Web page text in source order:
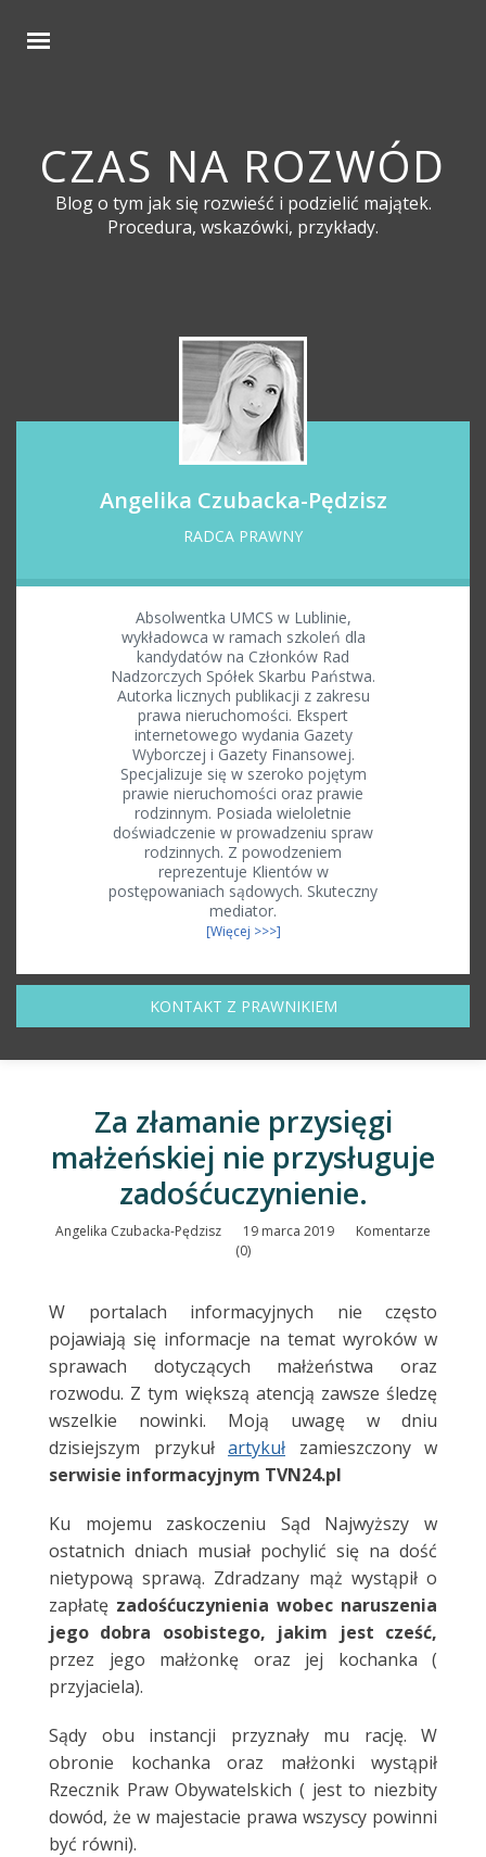
CZAS NA ROZWÓD
Blog o tym jak się rozwieść i podzielić majątek.
Procedura, wskazówki, przykłady.
Angelika Czubacka-Pędzisz
RADCA PRAWNY
Absolwentka UMCS w Lublinie,
wykładowca w ramach szkoleń dla
kandydatów na Członków Rad
Nadzorczych Spółek Skarbu Państwa.
Autorka licznych publikacji z zakresu
prawa nieruchomości. Ekspert
internetowego wydania Gazety
Wyborczej i Gazety Finansowej.
Specjalizuje się w szeroko pojętym
prawie nieruchomości oraz prawie
rodzinnym. Posiada wieloletnie
doświadczenie w prowadzeniu spraw
rodzinnych. Z powodzeniem
reprezentuje Klientów w
postępowaniach sądowych. Skuteczny
mediator.
[Więcej >>>]
KONTAKT Z PRAWNIKIEM
Za złamanie przysięgi
małżeńskiej nie przysługuje
zadośćuczynienie.
Angelika Czubacka-Pędzisz 19 marca 2019
Komentarze
(0)
W portalach informacyjnych nie często
pojawiają się informacje na temat wyroków w
sprawach dotyczących małżeństwa oraz
rozwodu. Z tym większą atencją zawsze śledzę
wszelkie nowinki. Moją uwagę w dniu
dzisiejszym przykuł artykuł zamieszczony w
serwisie informacyjnym TVN24.pl
Ku mojemu zaskoczeniu Sąd Najwyższy w
ostatnich dniach musiał pochylić się na dość
nietypową sprawą. Zdradzany mąż wystąpił o
zapłatę zadośćuczynienia wobec naruszenia
jego dobra osobistego, jakim jest cześć,
przez jego małżonkę oraz jej kochanka (
przyjaciela).
Sądy obu instancji przyznały mu rację. W
obronie kochanka oraz małżonki wystąpił
Rzecznik Praw Obywatelskich ( jest to niezbity
dowód, że w majestacie prawa wszyscy powinni
być równi).